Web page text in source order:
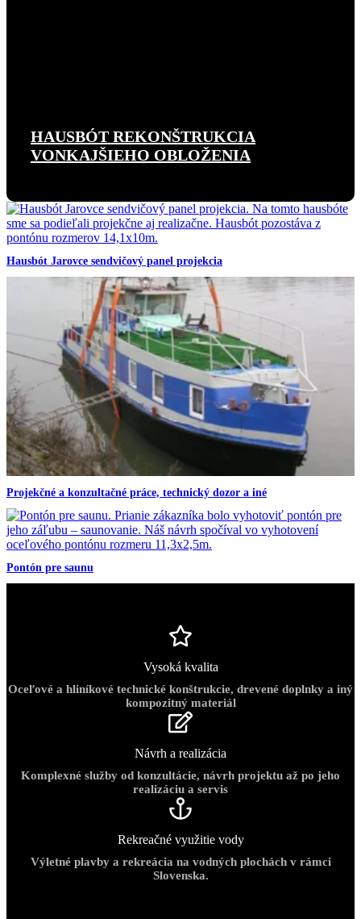
HAUSBÓT REKONŠTRUKCIA
VONKAJŠIEHO OBLOŽENIA
Hausbót Jarovce sendvičový panel projekcia
Projekčné a konzultačné práce, technický dozor a iné
Pontón pre saunu
Vysoká kvalita
Oceľové a hliníkové technické konštrukcie, drevené doplnky a iný
kompozitný materiál
Návrh a realizácia
Komplexné služby od konzultácie, návrh projektu až po jeho
realizáciu a servis
Rekreačné využitie vody
Výletné plavby a rekreácia na vodných plochách v rámci
Slovenska.